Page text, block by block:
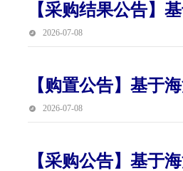
【采购结果公告】
2026-07-08
【购置公告】基于
2026-07-08
【采购公告】基于